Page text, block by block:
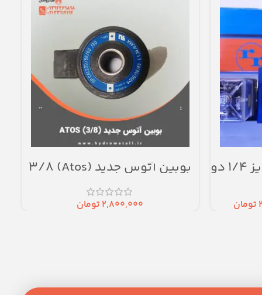
شیر برقی هیدرولیک سایز 1/4 دو
تومان
بوبین آتوس جدید (Atos) ۳/۸
2,800,000 تومان